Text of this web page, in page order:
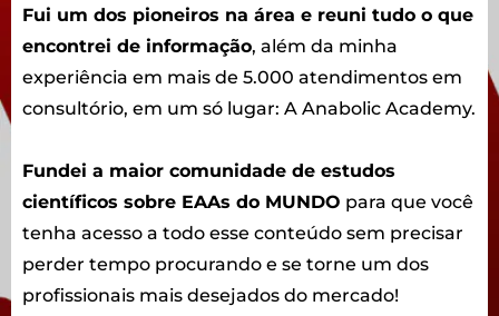
Fui um dos pioneiros na área e reuni tudo o que
encontrei de informação, além da minha
experiência em mais de 5.000 atendimentos em
consultório, em um só lugar: A Anabolic Academy.
Fundei a maior comunidade de estudos
científicos sobre EAAs do MUNDO para que você
tenha acesso a todo esse conteúdo sem precisar
perder tempo procurando e se torne um dos
profissionais mais desejados do mercado!